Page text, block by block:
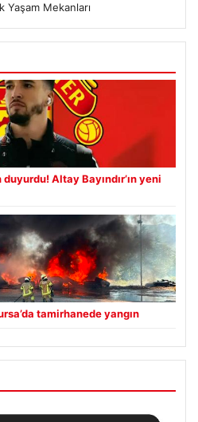
Yaşam Mekanları
Altay Bayındır’ın yeni
tamirhanede yangın